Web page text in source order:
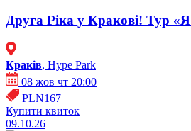
Друга Ріка у Кракові! Тур
Кракiв, Hype Park
08 жов чт 20:00
PLN167
Купити квиток
09.10.26